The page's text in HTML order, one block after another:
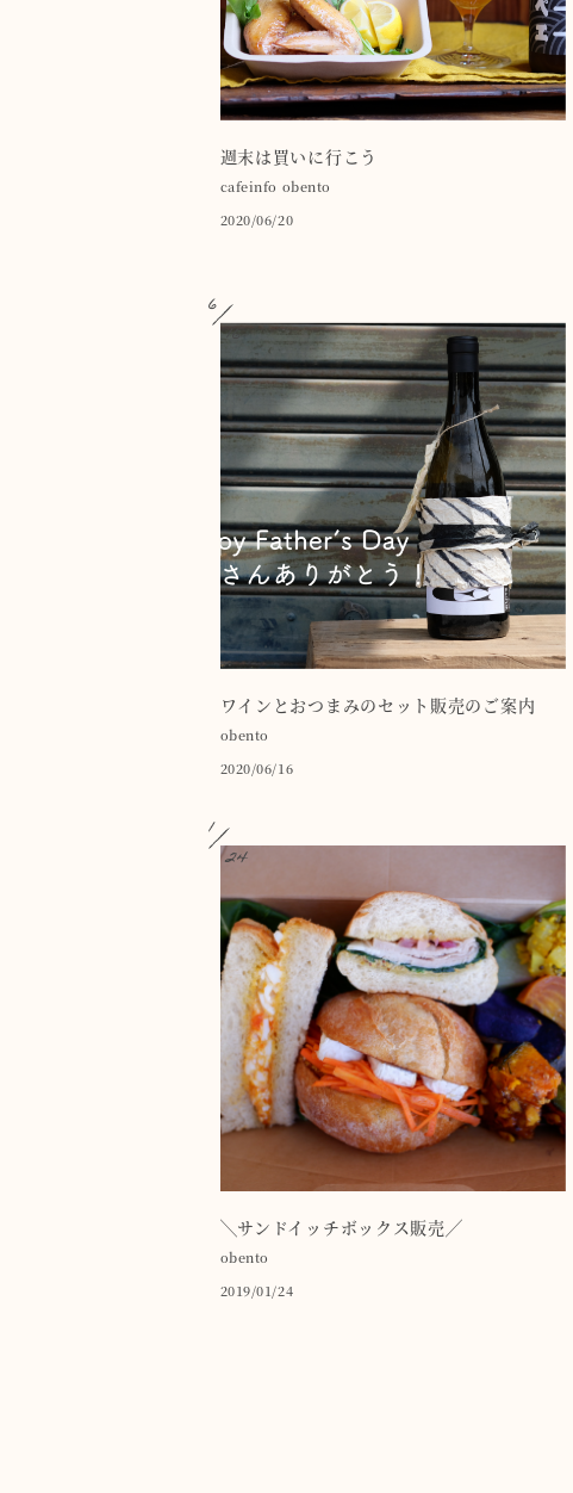
週末は買いに行こう
cafeinfo obento
2020/06/20
6
16
ワインとおつまみのセット販売のご案内
obento
2020/06/16
1
24
╲サンドイッチボックス販売╱
obento
2019/01/24